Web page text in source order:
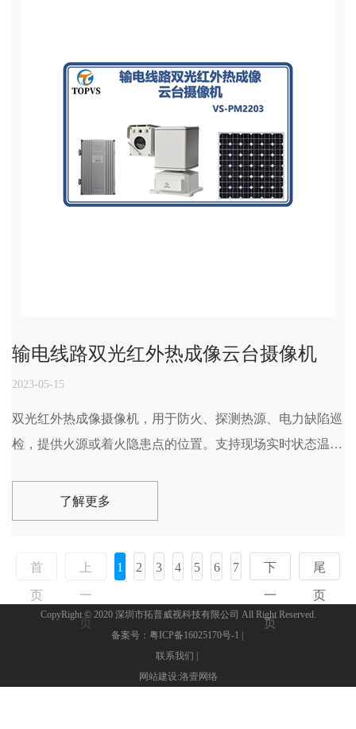
输电线路双光红外热成像云台摄像机
2023-05-15
双光红外热成像摄像机，用于防火、探测热源、电力缺陷巡
检，提供火源或着火隐患点的位置。支持现场实时状态温度
了解更多
首
页
上
一
页
1 2 3 4 5 6 7 下
一
页
尾
页
CopyRight © 2020 深圳市拓普威视科技有限公司 All Right Reserved.
备案号：粤ICP备16025170号-1 |
联系我们 |
网站建设:洛壹网络